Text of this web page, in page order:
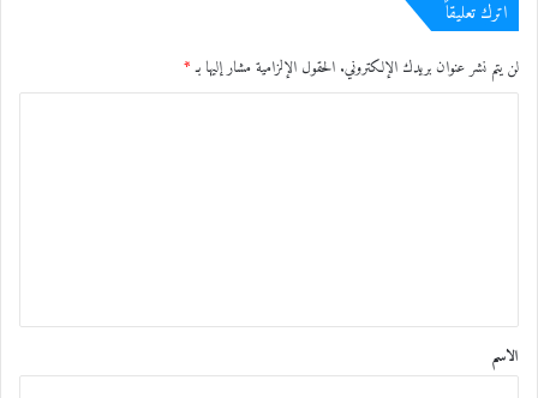
اترك تعليقاً
لن يتم نشر عنوان بريدك الإلكتروني. الحقول الإلزامية مشار إليها بـ*
ق
*
الاسم